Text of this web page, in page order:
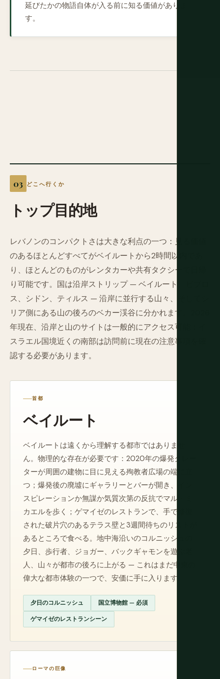
延びたかの物語自体が入る前に知る価値がありま
す。
どこへ行くか
トップ目的地
レバノンのコンパクトさは大きな利点の一つ：見る価値
のあるほとんどすべてがベイルートから2時間以内であ
り、ほとんどのものがレンタカーや共有タクシーで日帰
り可能です。国は沿岸ストリップ — ベイルート、ビブロ
ス、シドン、ティルス — 沿岸に並行する山々、そしてシ
リア側にある山の後ろのベカー渓谷に分かれます。2026
年現在、沿岸と山のサイトは一般的にアクセス可能；イ
スラエル国境近くの南部は訪問前に現在の注意事項を確
認する必要があります。
首都
ベイルート
ベイルートは遠くから理解する都市ではありませ
ん。物理的な存在が必要です：2020年の爆発クレー
ターが周囲の建物に目に見える殉教者広場の端に立
つ；爆発後の廃墟にギャラリーとバーが開き、イン
スピレーションか無謀か気質次第の反抗でマル・ミ
カエルを歩く；ゲマイゼのレストランで、手で修復
された破片穴のあるテラス壁と3週間待ちのリストが
あるところで食べる。地中海沿いのコルニッシュの
夕日、歩行者、ジョガー、バックギャモンを遊ぶ老
人、山々が都市の後ろに上がる — これはまだ中東の
偉大な都市体験の一つで、安価に手に入ります。
夕日のコルニッシュ 国立博物館 — 必須
ゲマイゼのレストランシーン
ローマの巨像